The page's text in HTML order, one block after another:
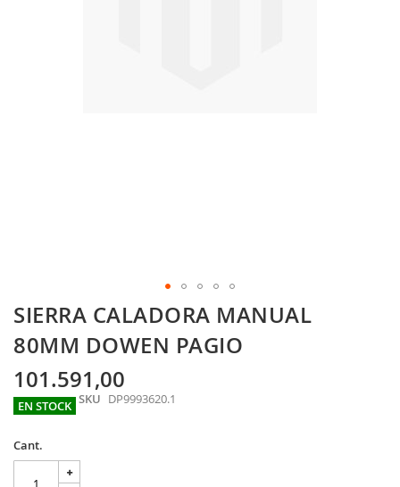
Skip
to
the
beginning
of
the
images
gallery
SIERRA CALADORA MANUAL
80MM DOWEN PAGIO
101.591,00
EN STOCK SKU DP9993620.1
Cant.